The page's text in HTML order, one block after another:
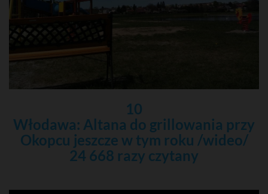
10
Włodawa: Altana do grillowania przy
Okopcu jeszcze w tym roku /wideo/
24 668 razy czytany